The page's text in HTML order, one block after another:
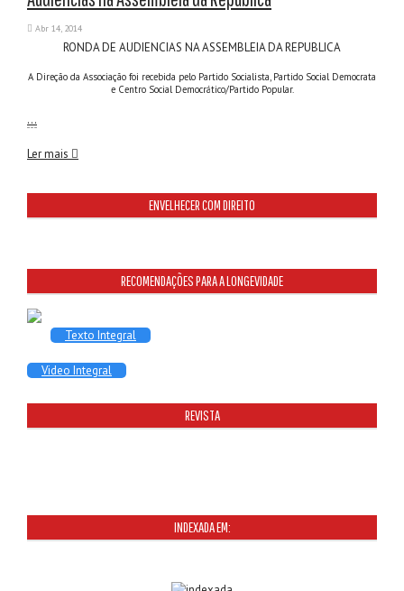
Abr 14, 2014
RONDA DE AUDIENCIAS NA ASSEMBLEIA DA REPUBLICA
A Direção da Associação foi recebida pelo Partido Socialista, Partido Social Democrata
e Centro Social Democrático/Partido Popular.
…
Ler mais
ENVELHECER COM DIREITO
RECOMENDAÇÕES PARA A LONGEVIDADE
Texto Integral
Video Integral
REVISTA
INDEXADA EM: